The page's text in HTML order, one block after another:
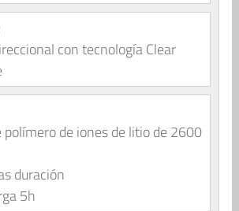
con tecnología Clear
polímero de iones de litio de 2600
duración
5h